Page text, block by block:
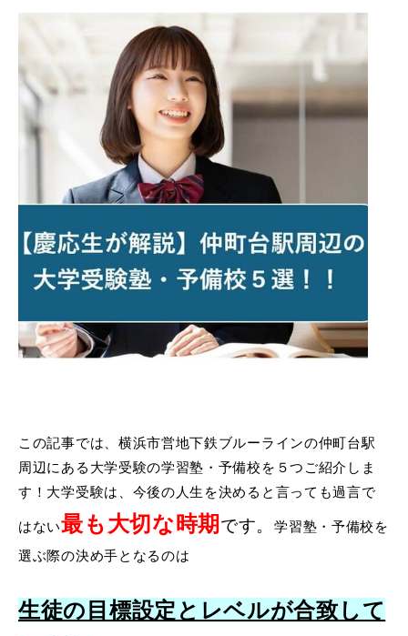
この記事では、横浜市営地下鉄ブルーラインの仲町台駅
周辺にある大学受験の学習塾・予備校を５つご紹介しま
す！大学受験は、今後の人生を決めると言っても過言で
はない最も大切な時期 です。学習塾・予備校を
選ぶ際の決め手となるのは
生徒の目標設定とレベルが合致して